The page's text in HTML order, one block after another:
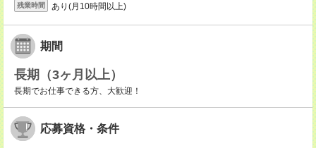
残業時間 あり(月10時間以上)
期間
長期（3ヶ月以上）
長期でお仕事できる方、大歓迎！
応募資格・条件